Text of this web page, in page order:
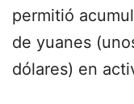
permitió
de yuanes
dólares) en